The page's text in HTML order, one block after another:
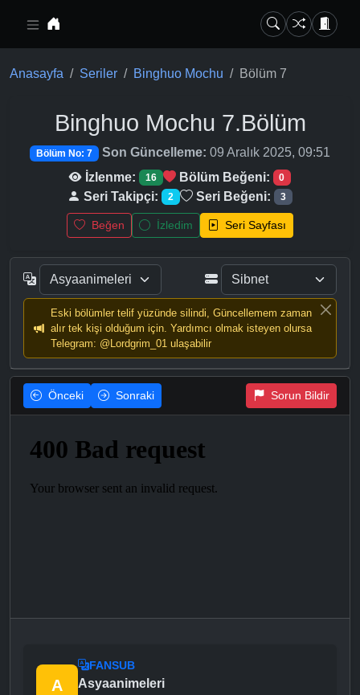
Anasayfa Seriler Binghuo Mochu Bölüm 7
Binghuo Mochu 7.Bölüm
Bölüm No: 7 Son Güncelleme: 09 Aralık 2025, 09:51
İzlenme:
16 Bölüm Beğeni: 0
Seri Takipçi: 2 Seri Beğeni: 3
Beğen İzledim Seri Sayfası
Eski bölümler telif yüzünde silindi, Güncellemem zaman
alır tek kişi olduğum için. Yardımcı olmak isteyen olursa
Telegram: @Lordgrim_01 ulaşabilir
Önceki Sonraki Sorun Bildir
A
FANSUB
Asyaanimeleri